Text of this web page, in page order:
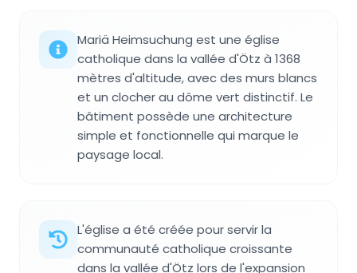
Mariä Heimsuchung est une église
catholique dans la vallée d'Ötz à 1368
mètres d'altitude, avec des murs blancs
et un clocher au dôme vert distinctif. Le
bâtiment possède une architecture
simple et fonctionnelle qui marque le
paysage local.
L'église a été créée pour servir la
communauté catholique croissante
dans la vallée d'Ötz lors de l'expansion